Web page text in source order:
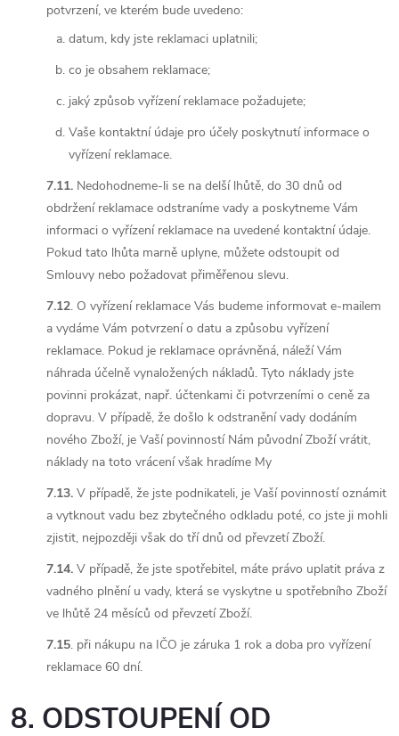
potvrzení, ve kterém bude uvedeno:
datum, kdy jste reklamaci uplatnili;
co je obsahem reklamace;
jaký způsob vyřízení reklamace požadujete;
Vaše kontaktní údaje pro účely poskytnutí informace o
vyřízení reklamace.
7.11. Nedohodneme-li se na delší lhůtě, do 30 dnů od
obdržení reklamace odstraníme vady a poskytneme Vám
informaci o vyřízení reklamace na uvedené kontaktní údaje.
Pokud tato lhůta marně uplyne, můžete odstoupit od
Smlouvy nebo požadovat přiměřenou slevu.
7.12. O vyřízení reklamace Vás budeme informovat e-mailem
a vydáme Vám potvrzení o datu a způsobu vyřízení
reklamace. Pokud je reklamace oprávněná, náleží Vám
náhrada účelně vynaložených nákladů. Tyto náklady jste
povinni prokázat, např. účtenkami či potvrzeními o ceně za
dopravu. V případě, že došlo k odstranění vady dodáním
nového Zboží, je Vaší povinností Nám původní Zboží vrátit,
náklady na toto vrácení však hradíme My
7.13. V případě, že jste podnikateli, je Vaší povinností oznámit
a vytknout vadu bez zbytečného odkladu poté, co jste ji mohli
zjistit, nejpozději však do tří dnů od převzetí Zboží.
7.14. V případě, že jste spotřebitel, máte právo uplatit práva z
vadného plnění u vady, která se vyskytne u spotřebního Zboží
ve lhůtě 24 měsíců od převzetí Zboží.
7.15. při nákupu na IČO je záruka 1 rok a doba pro vyřízení
reklamace 60 dní.
8. ODSTOUPENÍ OD